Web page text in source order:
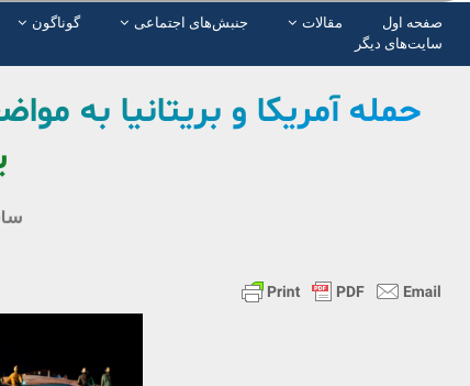
صفحە اول مقالات جنبش‌های اجتماعی گوناگون
سایت‌های دیگر
حمله آمریکا و بریتانیا به